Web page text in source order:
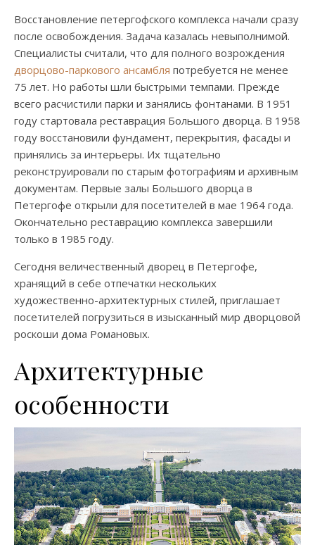
Восстановление петергофского комплекса начали сразу
после освобождения. Задача казалась невыполнимой.
Специалисты считали, что для полного возрождения
дворцово-паркового ансамбля потребуется не менее
75 лет. Но работы шли быстрыми темпами. Прежде
всего расчистили парки и занялись фонтанами. В 1951
году стартовала реставрация Большого дворца. В 1958
году восстановили фундамент, перекрытия, фасады и
принялись за интерьеры. Их тщательно
реконструировали по старым фотографиям и архивным
документам. Первые залы Большого дворца в
Петергофе открыли для посетителей в мае 1964 года.
Окончательно реставрацию комплекса завершили
только в 1985 году.
Сегодня величественный дворец в Петергофе,
хранящий в себе отпечатки нескольких
художественно-архитектурных стилей, приглашает
посетителей погрузиться в изысканный мир дворцовой
роскоши дома Романовых.
Архитектурные
особенности